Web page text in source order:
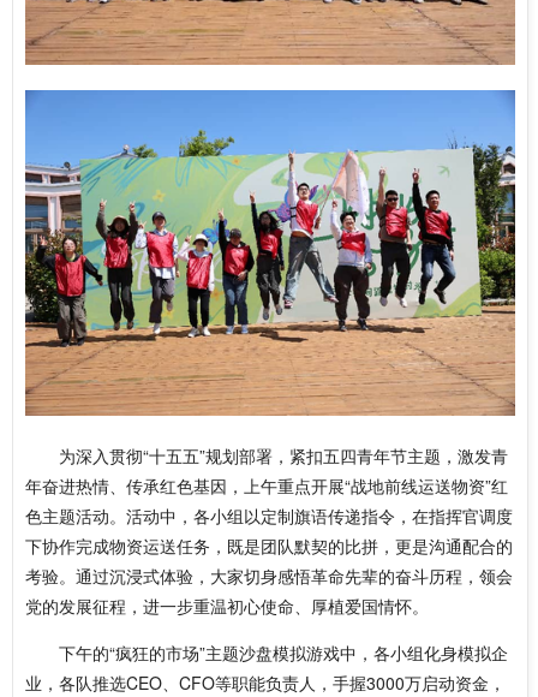
为深入贯彻“十五五”规划部署，紧扣五四青年节主题，激发青
年奋进热情、传承红色基因，上午重点开展“战地前线运送物资”红
色主题活动。活动中，各小组以定制旗语传递指令，在指挥官调度
下协作完成物资运送任务，既是团队默契的比拼，更是沟通配合的
考验。通过沉浸式体验，大家切身感悟革命先辈的奋斗历程，领会
党的发展征程，进一步重温初心使命、厚植爱国情怀。
下午的“疯狂的市场”主题沙盘模拟游戏中，各小组化身模拟企
业，各队推选CEO、CFO等职能负责人，手握3000万启动资金，